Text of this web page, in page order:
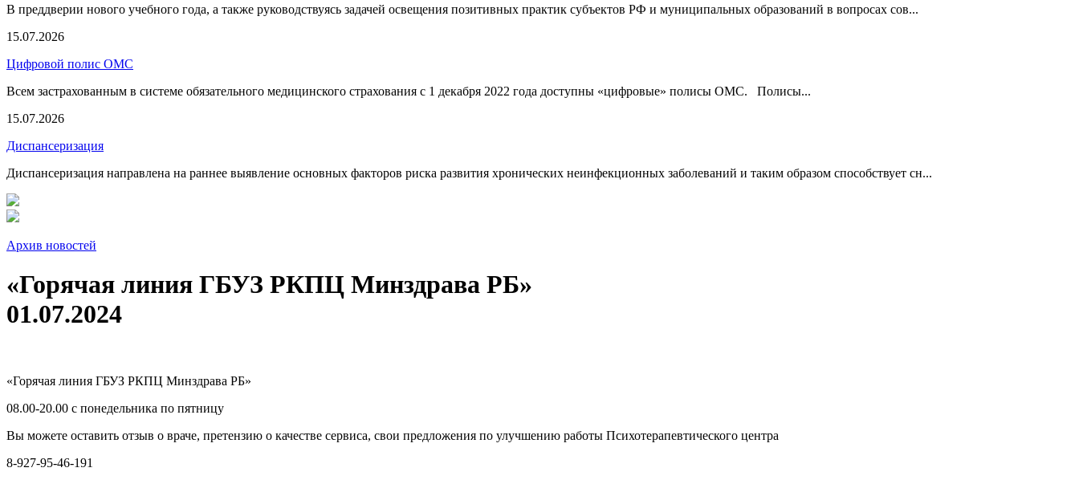
В преддверии нового учебного года, а также руководствуясь задачей освещения позитивных практик субъектов РФ и муниципальных образований в вопросах сов...
15.07.2026
Цифровой полис ОМС
Всем застрахованным в системе обязательного медицинского страхования с 1 декабря 2022 года доступны «цифровые» полисы ОМС. Полисы...
15.07.2026
Диспансеризация
Диспансеризация направлена на раннее выявление основных факторов риска развития хронических неинфекционных заболеваний и таким образом способствует сн...
Архив новостей
«Горячая линия ГБУЗ РКПЦ Минздрава РБ»
01.07.2024
«Горячая линия ГБУЗ РКПЦ Минздрава РБ»
08.00-20.00 с понедельника по пятницу
Вы можете оставить отзыв о враче, претензию о качестве сервиса, свои предложения по улучшению работы Психотерапевтического центра
8-927-95-46-191